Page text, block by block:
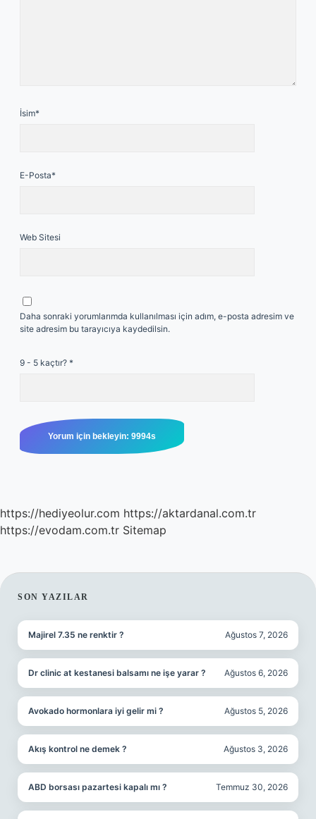
İsim*
E-Posta*
Web Sitesi
Daha sonraki yorumlarımda kullanılması için adım, e-posta adresim ve
site adresim bu tarayıcıya kaydedilsin.
9 - 5 kaçtır? *
https://hediyeolur.com https://aktardanal.com.tr
https://evodam.com.tr Sitemap
SIDEBAR
SON YAZILAR
Majirel 7.35 ne renktir ? Ağustos 7, 2026
Dr clinic at kestanesi balsamı ne işe yarar ? Ağustos 6, 2026
Avokado hormonlara iyi gelir mi ? Ağustos 5, 2026
Akış kontrol ne demek ? Ağustos 3, 2026
ABD borsası pazartesi kapalı mı ? Temmuz 30, 2026